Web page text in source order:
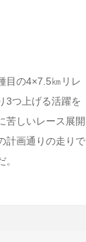
目の4×7.5㎞リレ
3つ上げる活躍を
苦しいレース展開
計画通りの走りで